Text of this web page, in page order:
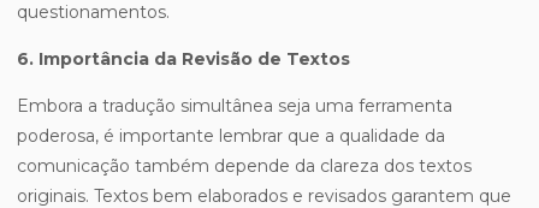
questionamentos.
6. Importância da Revisão de Textos
Embora a tradução simultânea seja uma ferramenta
poderosa, é importante lembrar que a qualidade da
comunicação também depende da clareza dos textos
originais. Textos bem elaborados e revisados garantem que